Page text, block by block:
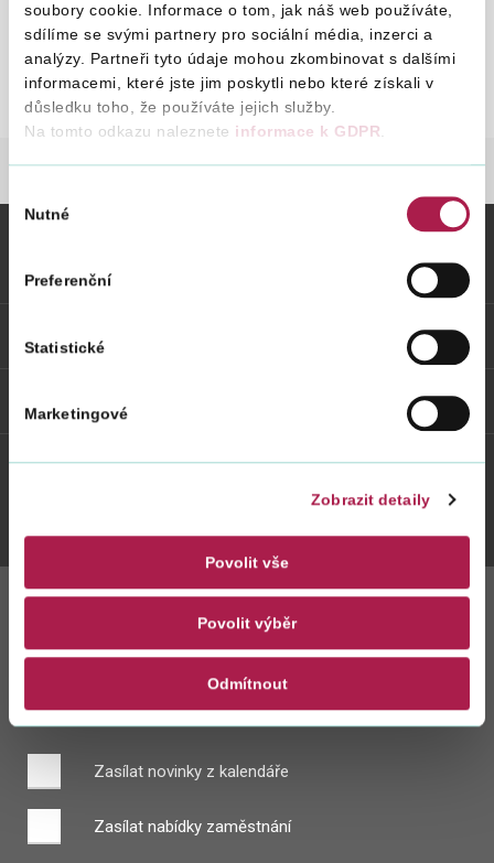
soubory cookie. Informace o tom, jak náš web používáte,
sdílíme se svými partnery pro sociální média, inzerci a
analýzy. Partneři tyto údaje mohou zkombinovat s dalšími
informacemi, které jste jim poskytli nebo které získali v
důsledku toho, že používáte jejich služby.
Na tomto odkazu naleznete informace k GDPR.
souhlasu
Nutné
Preferenční
Statistické
Marketingové
Zobrazit detaily
Povolit vše
Povolit výběr
Odmítnout
o uplatňování daně z přidané hodnoty v mezinárodní
přepravě osob
Pokyn D - 58
DANĚ LEGISLATIVA A METODIKA
Vybrané informace
Odkazy
Facebook Instagram
Zůstaňte s námi
v kontaktu
Zasílat novinky z kalendáře
Zasílat nabídky zaměstnání